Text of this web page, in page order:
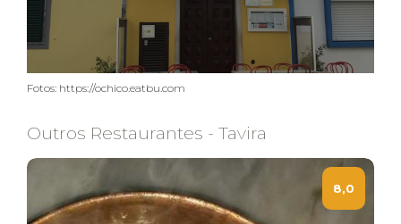
Fotos: https://ochico.eatbu.com
Outros Restaurantes - Tavira
8,0